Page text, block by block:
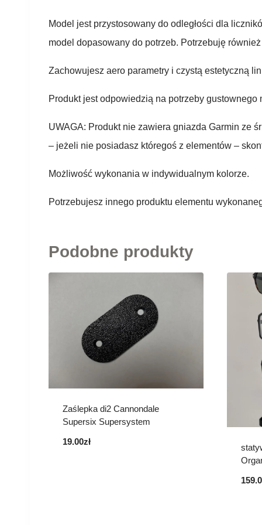
Model jest przystosowany do odległości dla
model dopasowany do potrzeb. Potrzebuję
Zachowujesz aero parametry i czystą estetyczną
Produkt jest odpowiedzią na potrzeby
UWAGA: Produkt nie zawiera gniazda Garmin ze
– jeżeli nie posiadasz któregoś z elementów –
Możliwość wykonania w indywidualnym kolorze.
Potrzebujesz innego produktu elementu
Podobne produkty
Zaślepka di2 Cannondale
Supersix Supersystem
19.00zł